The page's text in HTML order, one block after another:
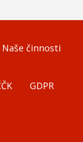
Naše činnosti
GDPR